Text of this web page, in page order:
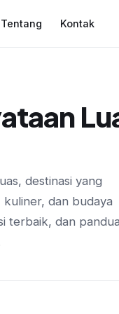
Tentang Kontak
destinasi yang
kuliner, dan budaya
terbaik, dan